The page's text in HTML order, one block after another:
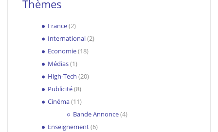
Thèmes
France(2)
International(2)
Economie(18)
Médias(1)
High-Tech (20)
Publicité(8)
Cinéma(11)
Bande Annonce(4)
Enseignement(6)